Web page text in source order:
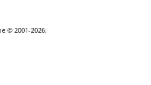
© 2001-2026.